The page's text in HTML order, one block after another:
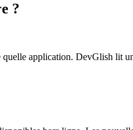
?
quelle application. DevGlish lit